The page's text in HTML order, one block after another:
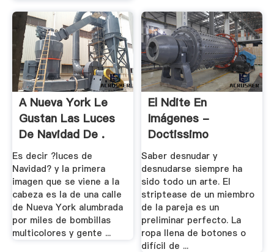
A Nueva York Le
Gustan Las Luces
De Navidad De .
Es decir ?luces de
Navidad? y la primera
imagen que se viene a la
cabeza es la de una calle
de Nueva York alumbrada
por miles de bombillas
multicolores y gente ...
El Ndite En
Imágenes -
Doctissimo
Saber desnudar y
desnudarse siempre ha
sido todo un arte. El
striptease de un miembro
de la pareja es un
preliminar perfecto. La
ropa llena de botones o
difícil de ...